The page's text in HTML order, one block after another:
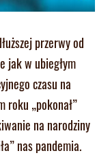
przerwy od
jak w ubiegłym
czasu na
roku „pokonał”
na narodziny
nas pandemia.